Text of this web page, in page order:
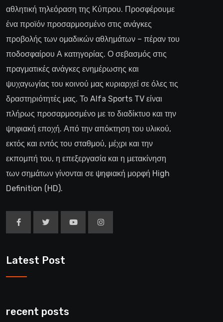
αθλητική τηλεόραση της Κύπρου. Προσφέρουμε
ένα προϊόν προσαρμοσμένο στις ανάγκες
προβολής των ομαδικών αθλημάτων – πέραν του
ποδοσφαίρου Α κατηγορίας. Ο σεβασμός στις
πραγματικές ανάγκες ενημέρωσης και
ψυχαγωγίας του κοινού μας κυριαρχεί σε όλες τις
δραστηριότητές μας. Το Alfa Sports TV είναι
πλήρως προσαρμοσμένο με το διαδίκτυο και την
ψηφιακή εποχή. Από την απόκτηση του υλικού,
εκτός και εντός του σταθμού, μέχρι και την
εκπομπή του, η επεξεργασία και η μετακίνηση
των σημάτων γίνονται σε ψηφιακή μορφή High
Definition (HD).
Latest Post
recent posts